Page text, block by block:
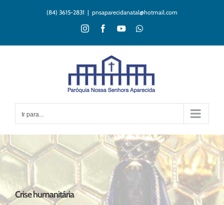
(84) 3615-2831 | pnsaparecidanatal@hotmail.com
InstagramFacebookYouTubeWhatsApp
Ir para...
Crise humanitária